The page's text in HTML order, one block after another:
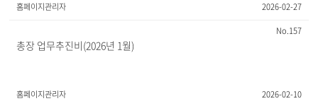
홈페이지관리자
2026-02-27
157
총장 업무추진비(2026년 1월)
홈페이지관리자
2026-02-10